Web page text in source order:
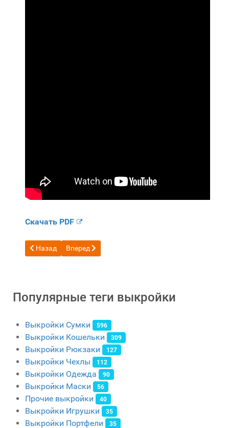
Скачать PDF
Предыдущий: Бесплатная выкройка Мягкая деловая
Назад Следующий: Бесплатная выкройка Деловая
Вперед
Популярные теги выкройки
Выкройки Сумки 596
Выкройки Кошельки 309
Выкройки Рюкзаки 127
Выкройки Чехлы 112
Выкройки Одежда 90
Выкройки Маски 56
Прочие выкройки 40
Выкройки Игрушки 35
Выкройки Портфели 35